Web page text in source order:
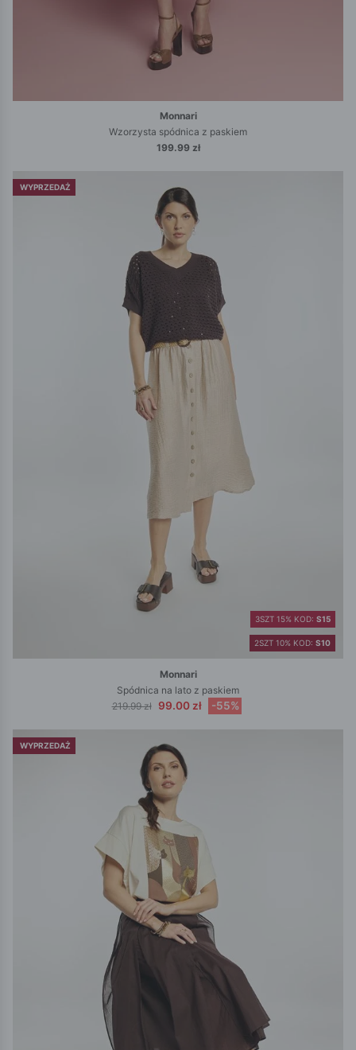
Monnari
Wzorzysta spódnica z paskiem
199.99 zł
WYPRZEDAŻ
2SZT 10% KOD: S10
3SZT 15% KOD: S15
Monnari
Spódnica na lato z paskiem
219.99 zł 99.00 zł -55%
WYPRZEDAŻ